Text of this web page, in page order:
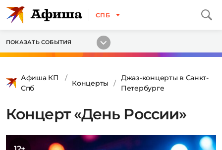
СПБ
ПОКАЗАТЬ СОБЫТИЯ
Афиша КП
Спб
Концерты
Джаз-концерты в Санкт-
Петербурге
Концерт «День России»